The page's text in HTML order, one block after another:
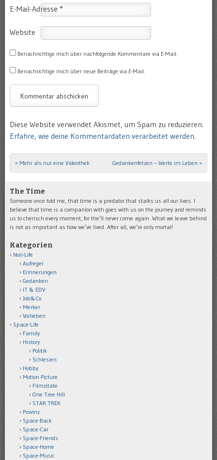
E-Mail-Adresse *
Website
Benachrichtige mich über nachfolgende Kommentare via E-Mail.
Benachrichtige mich über neue Beiträge via E-Mail.
Diese Website verwendet Akismet, um Spam zu reduzieren.
Erfahre, wie deine Kommentardaten verarbeitet werden.
Post navigation
« Mehr als nur eine Videothek Gedankenfetzen – Werte im Leben »
The Time
Someone once told me, that time is a predator that stalks us all our lives. I
believe that time is a companion with goes with us on the journey and reminds
us to cherisch every moment, for the’ll never come again. What we leave behind
is not as important as how we’ve lived. After all, we’re only mortal!
Kategorien
Nori-Life
Aufreger
Erinnerungen
Gedanken
IT & EDV
Job&Co
Merker
Vorlieben
Space-Life
Family
History
Politik
Schlesien
Hobby
Motion Picture
Filmzitate
One Tree Hill
STAR TREK
Provinz
Space-Back
Space-Car
Space-Friends
Space-Home
Space-Music